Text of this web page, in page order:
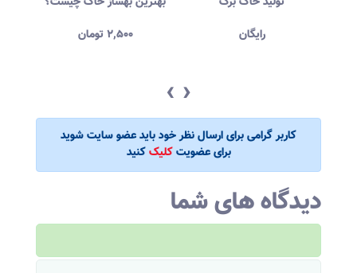
۲,۵۰۰ تومان
رایگان
‹ ›
کاربر گرامی برای ارسال نظر خود باید عضو سایت شوید
برای عضویتکلیککنید
دیدگاه های شما